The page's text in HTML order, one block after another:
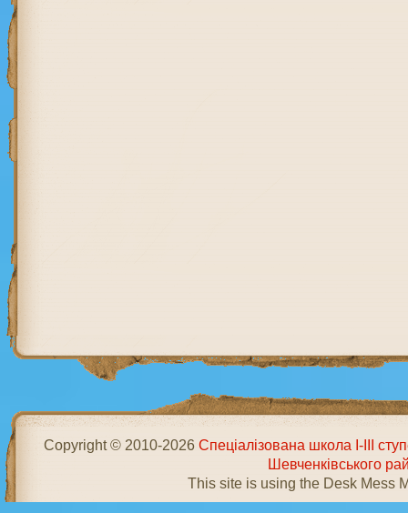
Copyright © 2010-2026Спеціалізована школа І-ІІІ
Шевченківського
This site is using the Desk Mess